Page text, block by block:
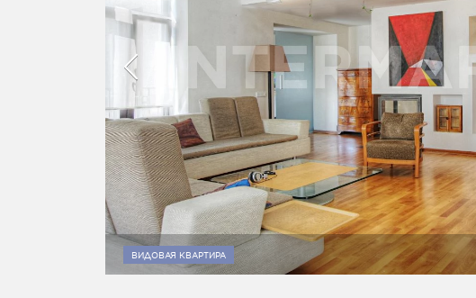
ВИДОВАЯ КВАРТИРА